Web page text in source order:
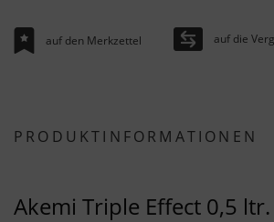
auf den Merkzettel auf die
PRODUKTINFORMATIONEN
Akemi Triple Effect 0,5